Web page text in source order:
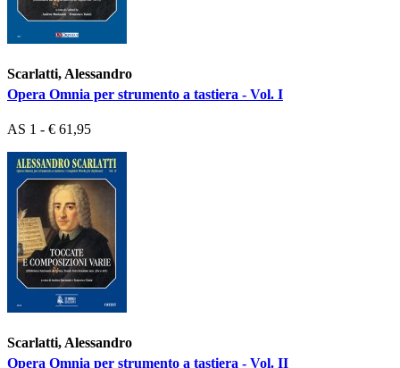
Scarlatti, Alessandro
Opera Omnia per strumento a tastiera - Vol. I
AS 1 - € 61,95
Scarlatti, Alessandro
Opera Omnia per strumento a tastiera - Vol. II